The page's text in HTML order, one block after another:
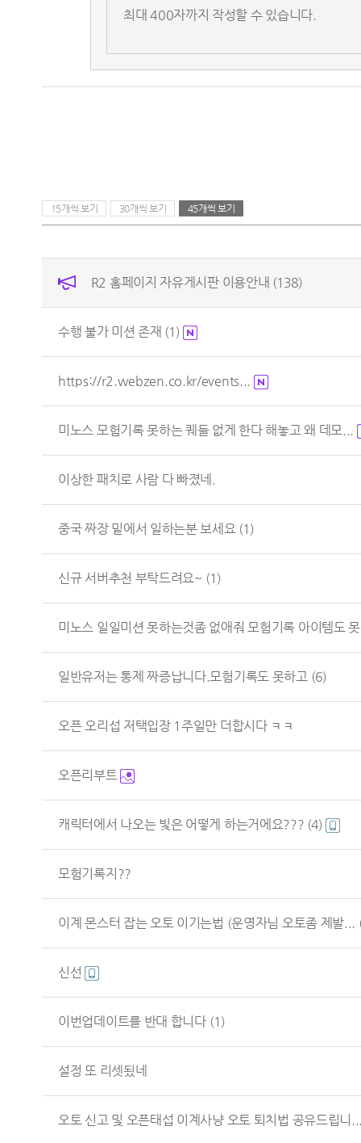
15개씩 보기 30개씩 보기 45개씩 보기
R2 홈페이지 자유게시판 이용안내 (138)
수행 불가 미션 존재 (1)
https://r2.webzen.co.kr/events...
미노스 모험기록 못하는 퀘들 없게 한다 해놓고 왜 데모...
이상한 패치로 사람 다 빠졌네.
중국 짜장 밑에서 일하는분 보세요 (1)
신규 서버추천 부탁드려요~ (1)
미노스 일일미션 못하는것좀 없애줘 모험기록 아이템도
일반유저는 통제 짜증납니다.모험기록도 못하고 (6)
오픈 오리섭 저택입장 1주일만 더합시다 ㅋㅋ
오픈리부트
캐릭터에서 나오는 빛은 어떻게 하는거에요??? (4)
모험기록지??
이계 몬스터 잡는 오토 이기는법 (운영자님 오토좀 제발...
신선
이번업데이트를 반대 합니다 (1)
설정 또 리셋됬네
오토 신고 및 오픈태섭 이계사냥 오토 퇴치법 공유드립니